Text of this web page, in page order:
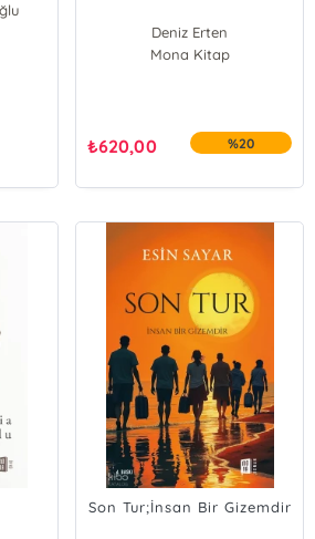
Deniz Erten
Mona Kitap
₺620,00 %20
Son Tur;İnsan Bir Gizemdir